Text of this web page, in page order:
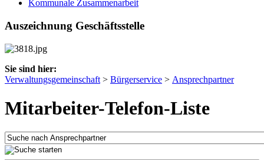
Kommunale Zusammenarbeit
Auszeichnung Geschäftsstelle
Sie sind hier:
Verwaltungsgemeinschaft > Bürgerservice > Ansprechpartner
Mitarbeiter-Telefon-Liste